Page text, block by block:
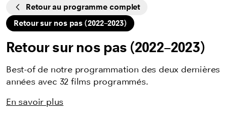
CyclesRetour au programme complet
Retour sur nos pas (2022–2023)
Retour sur nos pas (2022–2023)
Best-of de notre programmation des deux dernières
années avec 32 films programmés.
En savoir plus